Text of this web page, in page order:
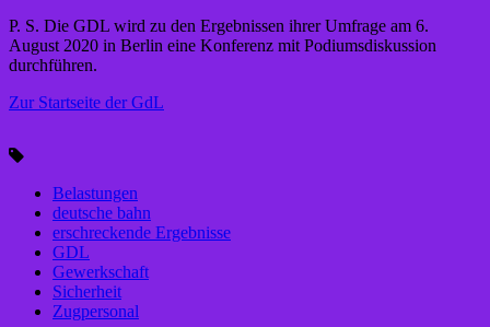
P. S. Die GDL wird zu den Ergebnissen ihrer Umfrage am 6.
August 2020 in Berlin eine Konferenz mit Podiumsdiskussion
durchführen.
Zur Startseite der GdL
Belastungen
deutsche bahn
erschreckende Ergebnisse
GDL
Gewerkschaft
Sicherheit
Zugpersonal